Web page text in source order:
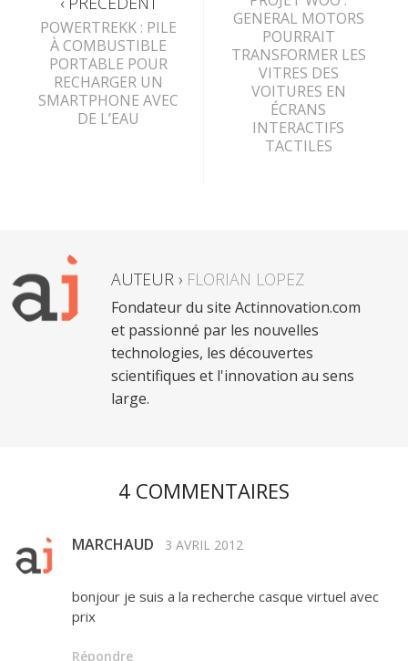
POWERTREKK : PILE
À COMBUSTIBLE
PORTABLE POUR
RECHARGER UN
SMARTPHONE AVEC
DE L’EAU
GENERAL MOTORS
POURRAIT
TRANSFORMER LES
VITRES DES
VOITURES EN
ÉCRANS
INTERACTIFS
TACTILES
AUTEUR › FLORIAN LOPEZ
Fondateur du site Actinnovation.com
et passionné par les nouvelles
technologies, les découvertes
scientifiques et l'innovation au sens
large.
4 COMMENTAIRES
MARCHAUD 3 AVRIL 2012
bonjour je suis a la recherche casque virtuel avec
prix
Répondre